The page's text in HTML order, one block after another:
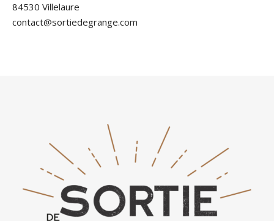
84530 Villelaure
contact@sortiedegrange.com